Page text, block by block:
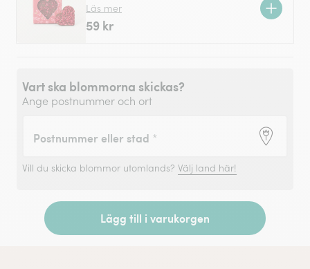
Läs mer
59 kr
Vart ska blommorna skickas?
Ange postnummer och ort
Postnummer eller stad *
Vill du skicka blommor utomlands? Välj land här!
Lägg till i varukorgen